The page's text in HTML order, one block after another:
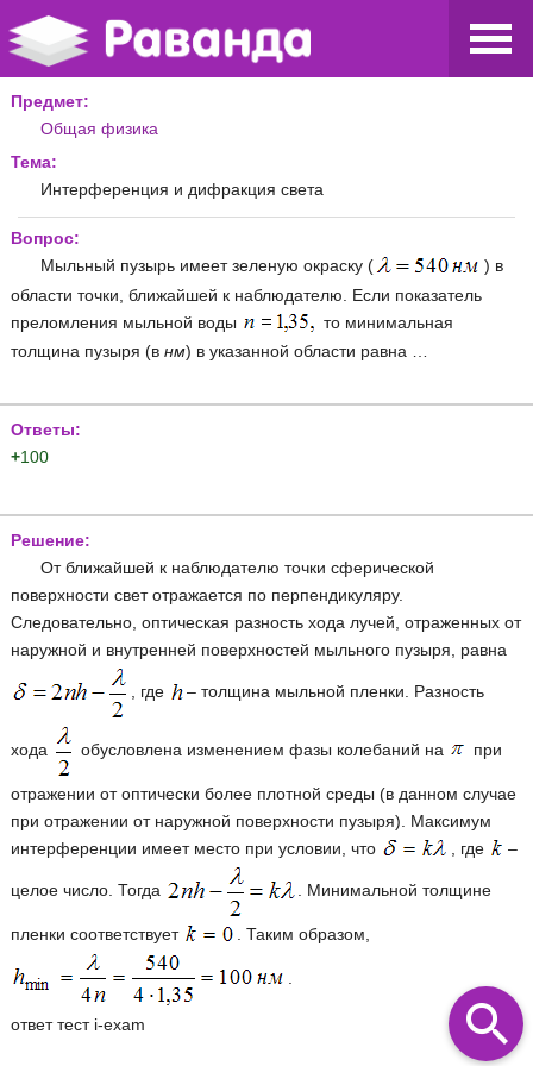
Предмет:
Общая физика
Тема:
Интерференция и дифракция света
Вопрос:
Мыльный пузырь имеет зеленую окраску (
) в
области точки, ближайшей к наблюдателю. Если показатель
преломления мыльной воды
то минимальная
толщина пузыря (в нм) в указанной области равна …
Ответы:
+100
Решение:
От ближайшей к наблюдателю точки сферической
поверхности свет отражается по перпендикуляру.
Следовательно, оптическая разность хода лучей, отраженных от
наружной и внутренней поверхностей мыльного пузыря, равна
, где – толщина мыльной пленки. Разность
хода обусловлена изменением фазы колебаний на при
отражении от оптически более плотной среды (в данном случае
при отражении от наружной поверхности пузыря). Максимум
интерференции имеет место при условии, что
, где –
целое число. Тогда . Минимальной толщине
пленки соответствует . Таким образом,
ответ тест i-exam